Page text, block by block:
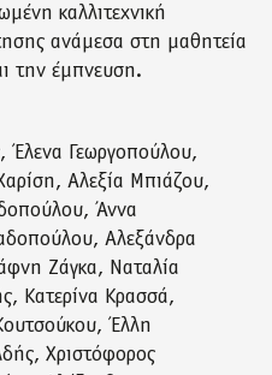
καλλιτεχνική
ανάμεσα στη μαθητεία
την έμπνευση.
Έλενα Γεωργοπούλου,
Αλεξία Μπιάζου,
Άννα
Αλεξάνδρα
Ζάγκα, Ναταλία
Κατερίνα Κρασσά,
Έλλη
Χριστόφορος